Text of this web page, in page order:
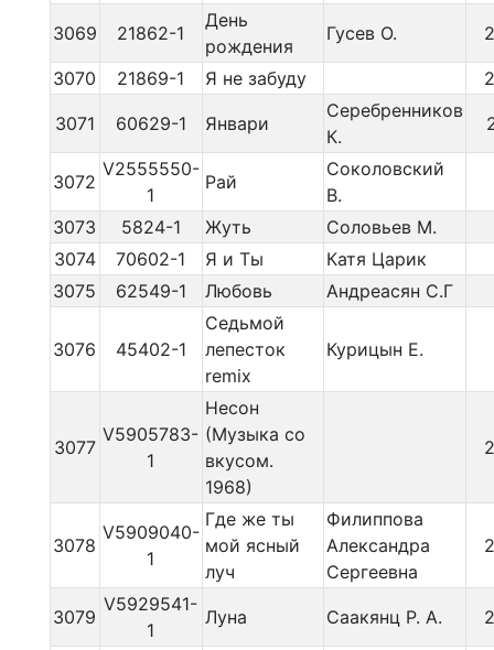
3069 21862-1
День
рождения
Гусев О.
3070 21869-1 Я не забуду
3071 60629-1 Январи
Серебренников
К.
3072
V2555550-
1
Рай
Соколовский
В.
3073
5824-1 Жуть
Соловьев М.
3074
70602-1 Я и Ты
Катя Царик
3075
62549-1 Любовь Андреасян С.Г
3076 45402-1
Седьмой
лепесток
remix
Курицын Е.
3077
V5905783-
1
Несон
(Музыка со
вкусом.
1968)
3078
V5909040-
1
Где же ты
мой ясный
луч
Филиппова
Александра
Сергеевна
3079
V5929541-
1
Луна Саакянц Р. А.